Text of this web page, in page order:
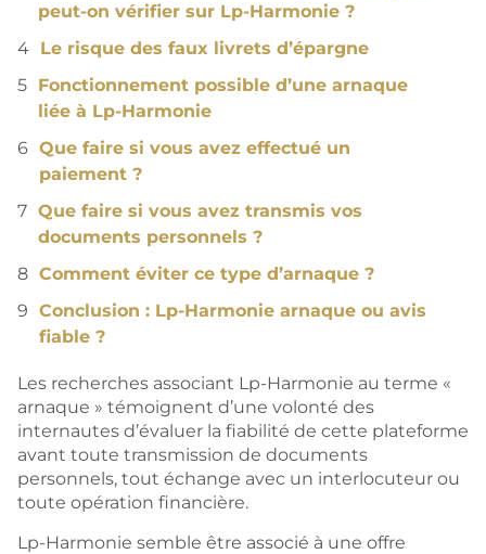
peut-on vérifier sur Lp-Harmonie ?
Le risque des faux livrets d’épargne
Fonctionnement possible d’une arnaque
liée à Lp-Harmonie
Que faire si vous avez effectué un
paiement ?
Que faire si vous avez transmis vos
documents personnels ?
Comment éviter ce type d’arnaque ?
Conclusion : Lp-Harmonie arnaque ou avis
fiable ?
Les recherches associant Lp-Harmonie au terme «
arnaque » témoignent d’une volonté des
internautes d’évaluer la fiabilité de cette plateforme
avant toute transmission de documents
personnels, tout échange avec un interlocuteur ou
toute opération financière.
Lp-Harmonie semble être associé à une offre